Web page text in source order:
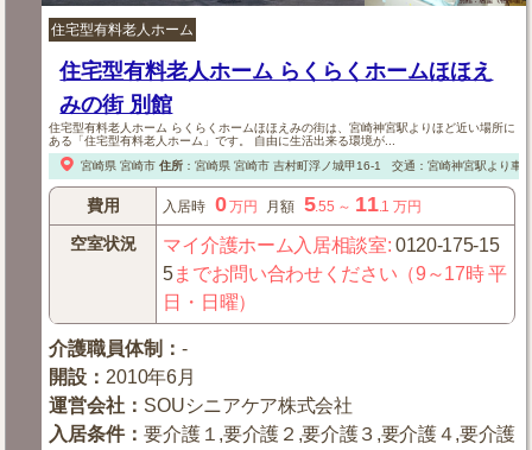
住宅型有料老人ホーム
住宅型有料老人ホーム らくらくホームほほえ
みの街 別館
住宅型有料老人ホーム らくらくホームほほえみの街は、宮崎神宮駅よりほど近い場所に
ある「住宅型有料老人ホーム」です。 自由に生活出来る環境が...
宮崎県 宮崎市 住所： 宮崎県 宮崎市吉村町浮ノ城甲16-1 交通：宮崎神宮駅より車
費用 入居時 0万円 月額 5.55 ～ 11.1 万円
空室状況 マイ介護ホーム入居相談室:0120-175-15
5までお問い合わせください（9～17時 平
日・日曜）
介護職員体制 ：-
開設 ： 2010年6月
運営会社 ： SOUシニアケア株式会社
入居条件：要介護１,要介護２,要介護３,要介護４,要介護